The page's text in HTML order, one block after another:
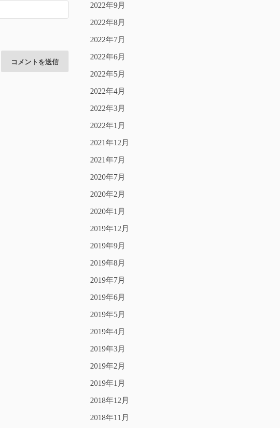
2022年9月
2022年8月
2022年7月
2022年6月
2022年5月
2022年4月
2022年3月
2022年1月
2021年12月
2021年7月
2020年7月
2020年2月
2020年1月
2019年12月
2019年9月
2019年8月
2019年7月
2019年6月
2019年5月
2019年4月
2019年3月
2019年2月
2019年1月
2018年12月
2018年11月